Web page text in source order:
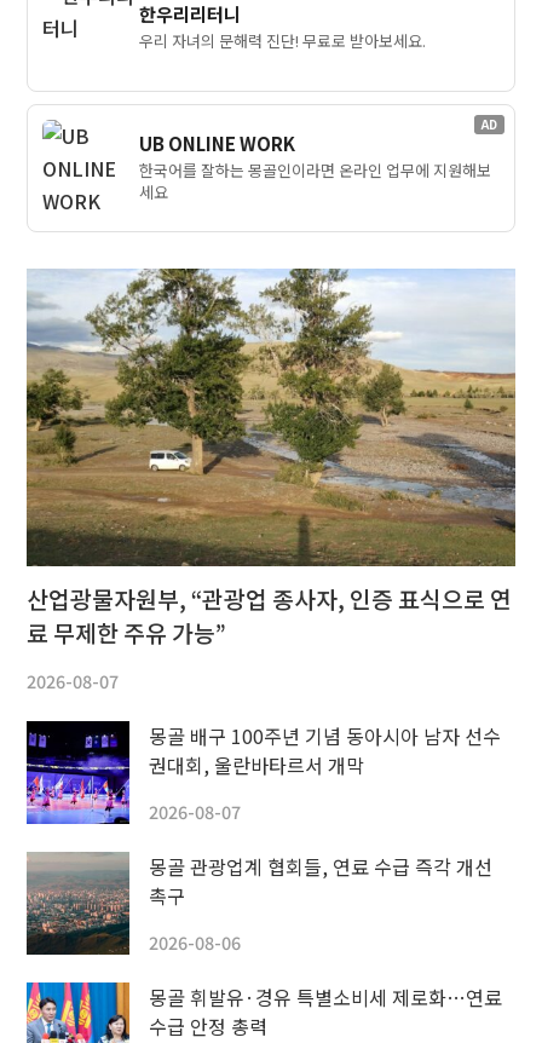
한우리리터니
우리 자녀의 문해력 진단! 무료로 받아보세요.
AD
UB ONLINE WORK
한국어를 잘하는 몽골인이라면 온라인 업무에 지원해보
세요
산업광물자원부, “관광업 종사자, 인증 표식으로 연
료 무제한 주유 가능”
2026-08-07
몽골 배구 100주년 기념 동아시아 남자 선수
권대회, 울란바타르서 개막
2026-08-07
몽골 관광업계 협회들, 연료 수급 즉각 개선
촉구
2026-08-06
몽골 휘발유·경유 특별소비세 제로화…연료
수급 안정 총력